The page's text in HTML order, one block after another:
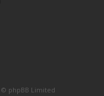
phpBB Limited